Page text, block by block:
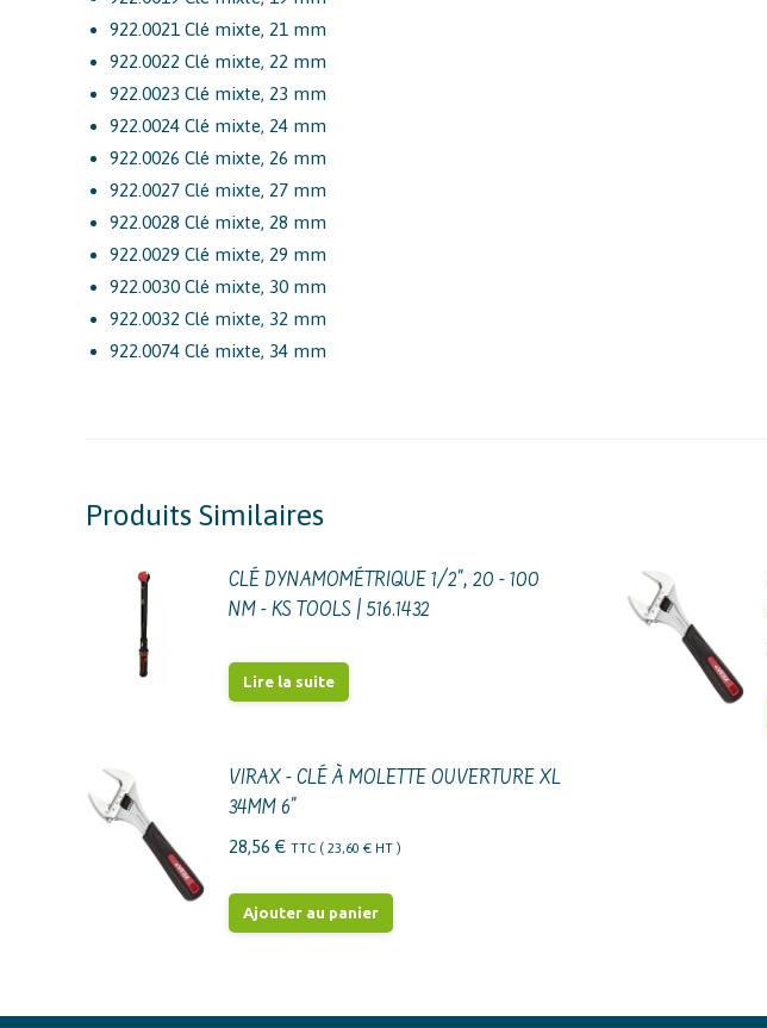
922.0021 Clé mixte, 21 mm
922.0022 Clé mixte, 22 mm
922.0023 Clé mixte, 23 mm
922.0024 Clé mixte, 24 mm
922.0026 Clé mixte, 26 mm
922.0027 Clé mixte, 27 mm
922.0028 Clé mixte, 28 mm
922.0029 Clé mixte, 29 mm
922.0030 Clé mixte, 30 mm
922.0032 Clé mixte, 32 mm
922.0074 Clé mixte, 34 mm
Produits Similaires
CLÉ DYNAMOMÉTRIQUE 1/2", 20 - 100
NM - KS TOOLS | 516.1432
Lire la suite
VIRAX - CLÉ À MOLETTE OUVERTURE XL
34MM 6"
28,56 € TTC ( 23,60 € HT )
Ajouter au panier